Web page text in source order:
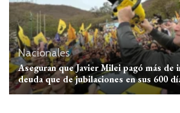
Nacionales
Aseguran que Javier Milei pagó más de
deuda que de jubilaciones en sus 600